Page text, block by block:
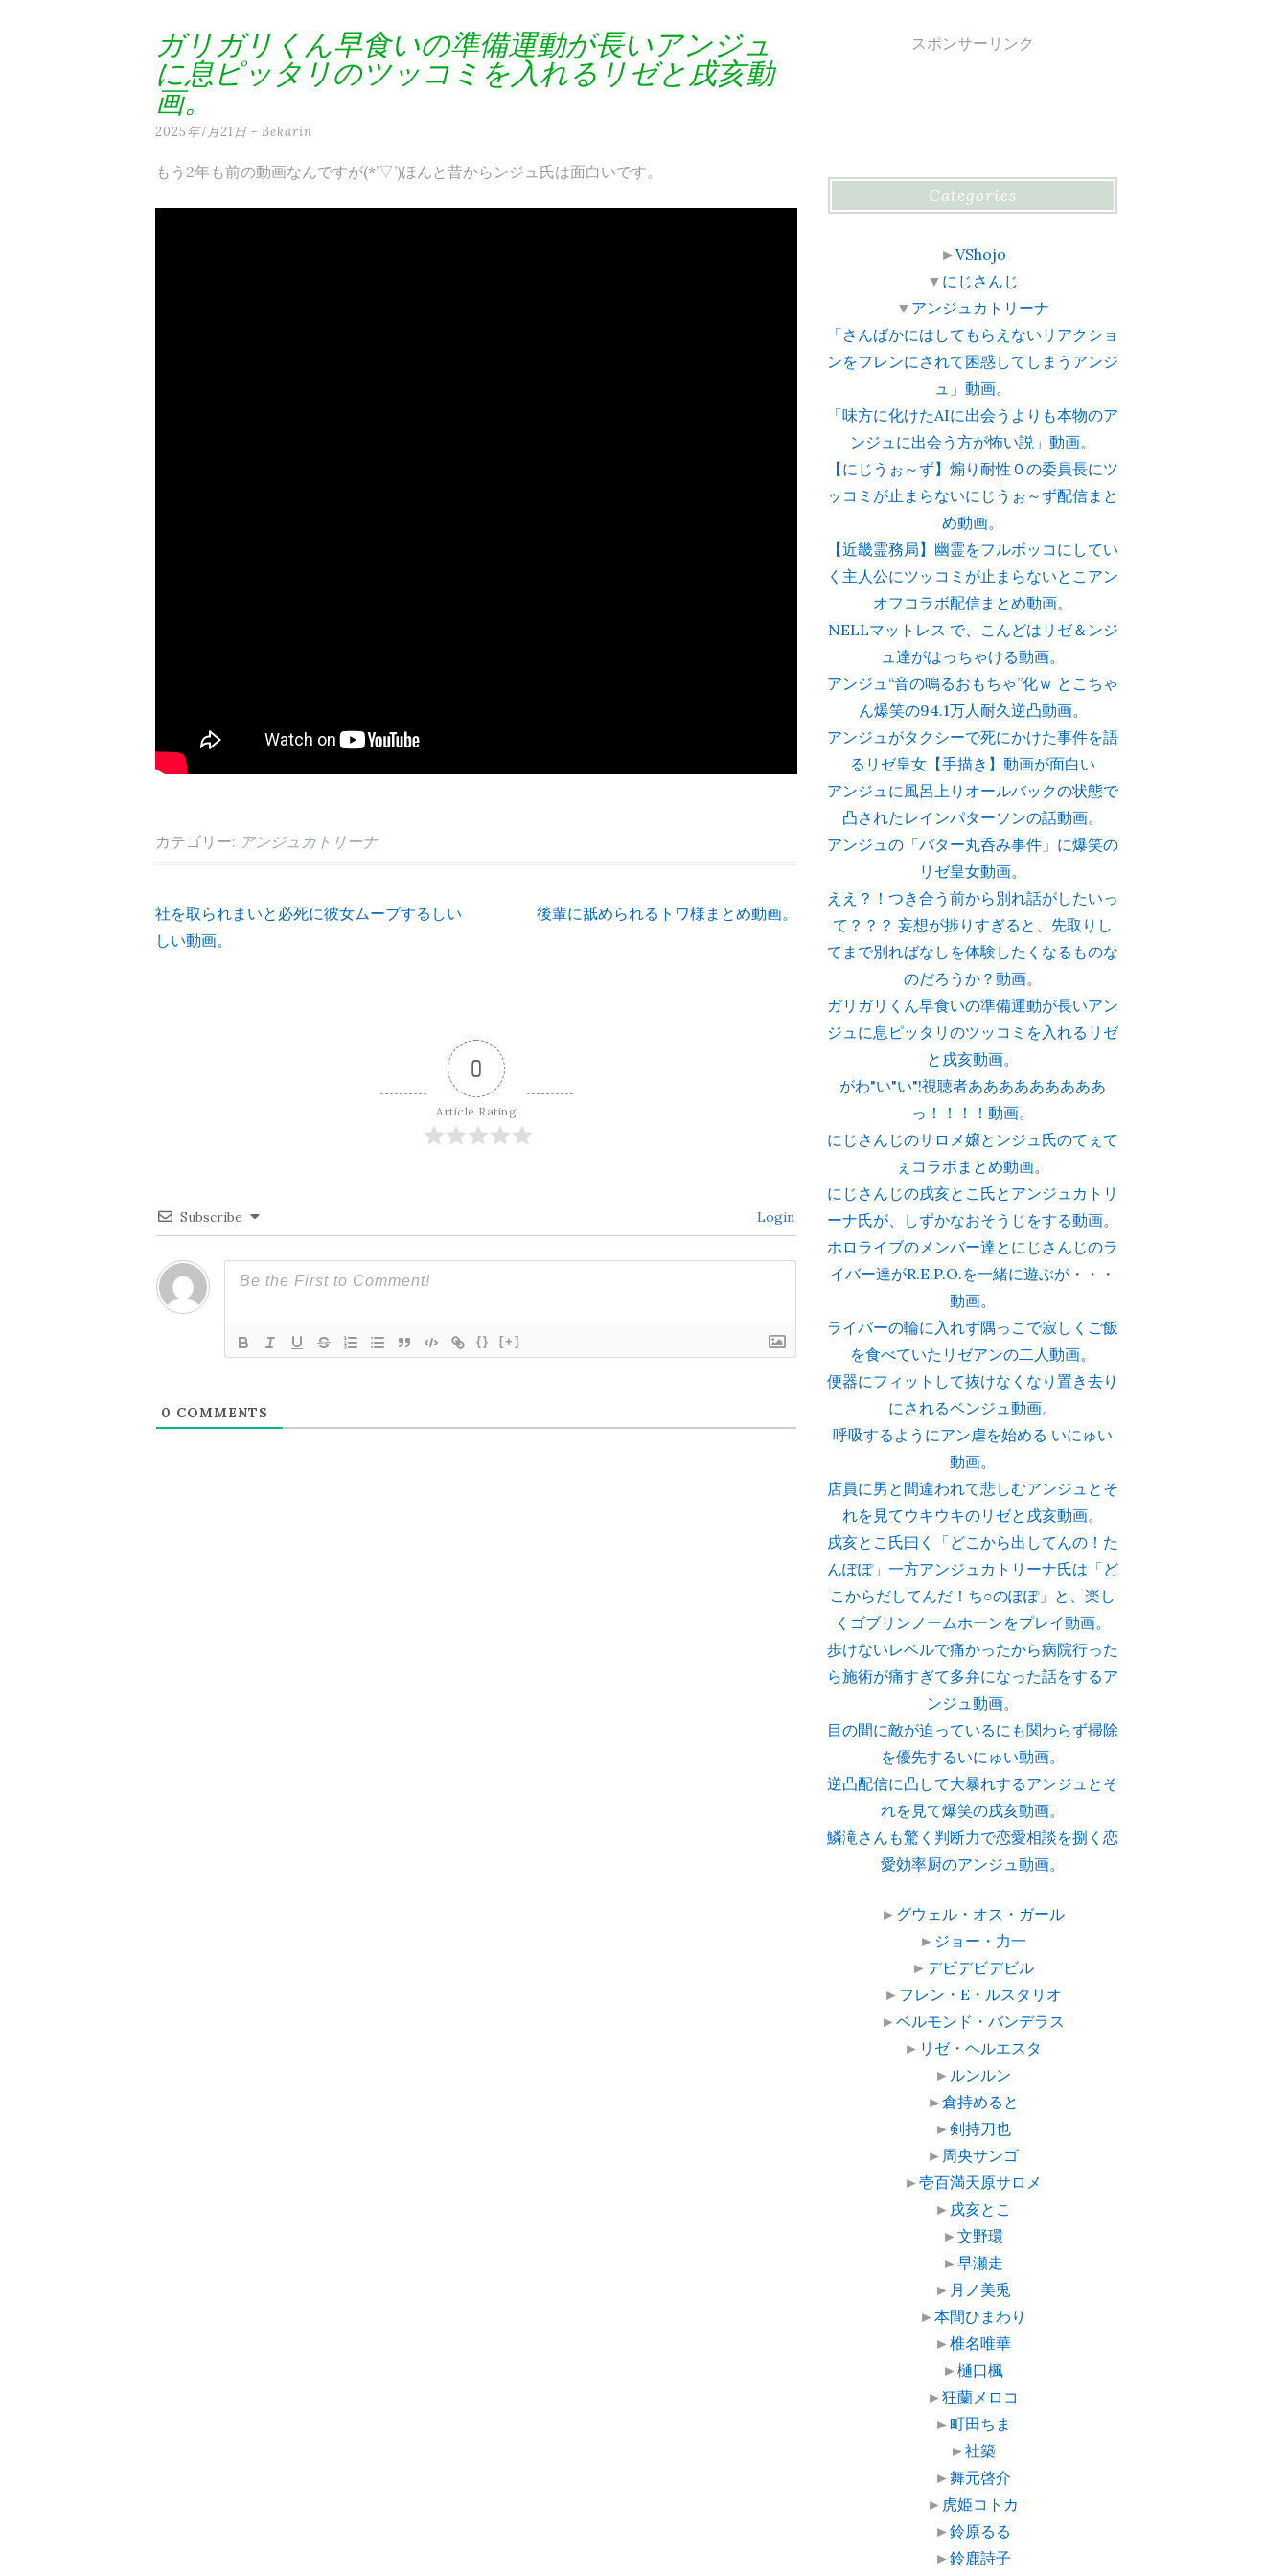
ン
ツ
へ
キ
ガリガリくん早食いの準備運動が長いアンジュ
に息ピッタリのツッコミを入れるリゼと戌亥動
画。
2025年7月21日 - Bekarin
もう2年も前の動画なんですが(*’▽’)ほんと昔からンジュ氏は面白いです。
カテゴリー: アンジュカトリーナ
投
シ
ョ
社を取られまいと必死に彼女ムーブするしい
しい動画。
後輩に舐められるトワ様まとめ動画。
0
Article Rating
Subscribe Login
{} [+]
0 COMMENTS
スポンサーリンク
Categories
►VShojo
▼ にじさんじ
▼ アンジュカトリーナ
「さんばかにはしてもらえないリアクショ
ンをフレンにされて困惑してしまうアンジ
ュ」動画。
「味方に化けたAIに出会うよりも本物のア
ンジュに出会う方が怖い説」動画。
【にじうぉ～ず】煽り耐性０の委員長にツ
ッコミが止まらないにじうぉ～ず配信まと
め動画。
【近畿霊務局】幽霊をフルボッコにしてい
く主人公にツッコミが止まらないとこアン
オフコラボ配信まとめ動画。
NELLマットレス で、こんどはリゼ＆ンジ
ュ達がはっちゃける動画。
アンジュ“音の鳴るおもちゃ”化ｗ とこちゃ
ん爆笑の94.1万人耐久逆凸動画。
アンジュがタクシーで死にかけた事件を語
るリゼ皇女【手描き】動画が面白い
アンジュに風呂上りオールバックの状態で
凸されたレインパターソンの話動画。
アンジュの「バター丸呑み事件」に爆笑の
リゼ皇女動画。
ええ？！つき合う前から別れ話がしたいっ
て？？？ 妄想が捗りすぎると、先取りし
てまで別ればなしを体験したくなるものな
のだろうか？動画。
ガリガリくん早食いの準備運動が長いアン
ジュに息ピッタリのツッコミを入れるリゼ
と戌亥動画。
がわ"い"い"!視聴者あああああああああ
っ！！！！動画。
にじさんじのサロメ嬢とンジュ氏のてぇて
ぇコラボまとめ動画。
にじさんじの戌亥とこ氏とアンジュカトリ
ーナ氏が、しずかなおそうじをする動画。
ホロライブのメンバー達とにじさんじのラ
イバー達がR.E.P.O.を一緒に遊ぶが・・・
動画。
ライバーの輪に入れず隅っこで寂しくご飯
を食べていたリゼアンの二人動画。
便器にフィットして抜けなくなり置き去り
にされるベンジュ動画。
呼吸するようにアン虐を始める いにゅい
動画。
店員に男と間違われて悲しむアンジュとそ
れを見てウキウキのリゼと戌亥動画。
戌亥とこ氏曰く「どこから出してんの！た
んぽぽ」一方アンジュカトリーナ氏は「ど
こからだしてんだ！ち○のぽぽ」と、楽し
くゴブリンノームホーンをプレイ動画。
歩けないレベルで痛かったから病院行った
ら施術が痛すぎて多弁になった話をするア
ンジュ動画。
目の間に敵が迫っているにも関わらず掃除
を優先するいにゅい動画。
逆凸配信に凸して大暴れするアンジュとそ
れを見て爆笑の戌亥動画。
鱗滝さんも驚く判断力で恋愛相談を捌く恋
愛効率厨のアンジュ動画。
► グウェル・オス・ガール
► ジョー・力一
► デビデビデビル
► フレン・E・ルスタリオ
►ベルモンド・バンデラス
► リゼ・ヘルエスタ
► ルンルン
►倉持めると
►剣持刀也
► 周央サンゴ
►壱百満天原サロメ
► 戌亥とこ
►文野環
►早瀬走
► 月ノ美兎
►本間ひまわり
►椎名唯華
►樋口楓
►狂蘭メロコ
►町田ちま
►社築
►舞元啓介
► 虎姫コトカ
►鈴原るる
►鈴鹿詩子